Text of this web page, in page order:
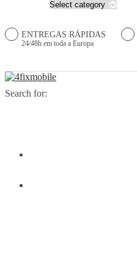
ENTREGAS RÁPIDAS
24/48h em toda a Europa
Search for: